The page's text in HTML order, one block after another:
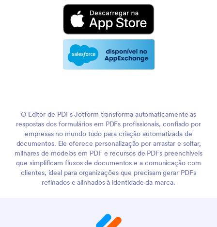
O Editor de PDFs Jotform transforma automaticamente as
respostas dos formulários em PDFs profissionais, confiado por
empresas no mundo todo para criação automatizada de
documentos. Ele oferece personalização por arrastar e soltar,
milhares de modelos em PDF e recursos de PDFs preenchíveis
que simplificam fluxos de documentos e a comunicação com